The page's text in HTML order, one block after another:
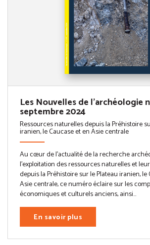
Les Nouvelles de l'archéologie
septembre 2024
Ressources naturelles depuis la Préhistoire
iranien, le Caucase et en Asie centrale
Au cœur de l’actualité de la recherche
l’exploitation des ressources naturelles et
depuis la Préhistoire sur le Plateau iranien, le
Asie centrale, ce numéro éclaire sur les
économiques et culturels anciens, ainsi...
En savoir plus